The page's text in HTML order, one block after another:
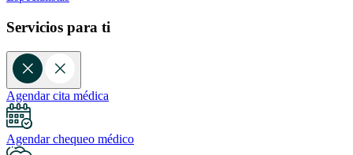
Servicios para ti
Agendar cita médica
Agendar chequeo médico